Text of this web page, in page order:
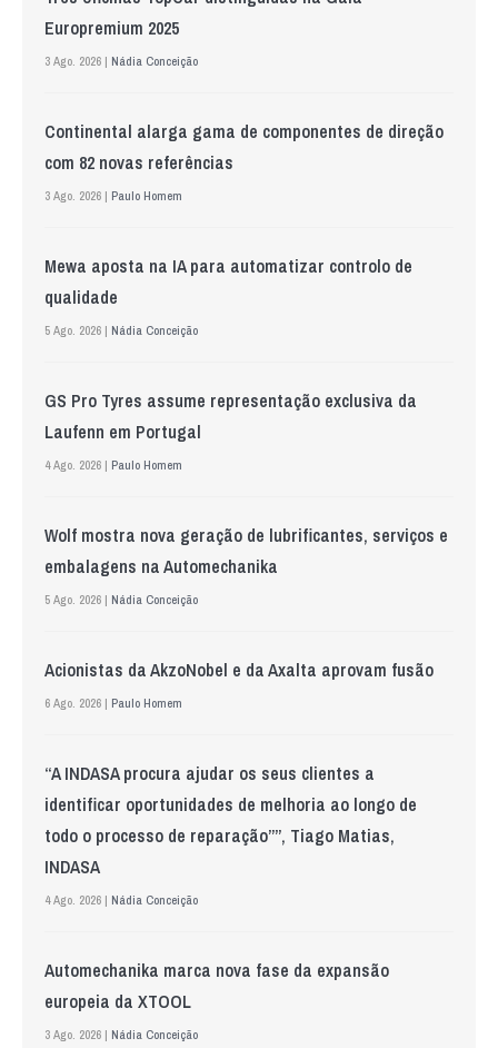
Europremium 2025
3 Ago. 2026 | Nádia Conceição
Continental alarga gama de componentes de direção
com 82 novas referências
3 Ago. 2026 | Paulo Homem
Mewa aposta na IA para automatizar controlo de
qualidade
5 Ago. 2026 | Nádia Conceição
GS Pro Tyres assume representação exclusiva da
Laufenn em Portugal
4 Ago. 2026 | Paulo Homem
Wolf mostra nova geração de lubrificantes, serviços e
embalagens na Automechanika
5 Ago. 2026 | Nádia Conceição
Acionistas da AkzoNobel e da Axalta aprovam fusão
6 Ago. 2026 | Paulo Homem
“A INDASA procura ajudar os seus clientes a
identificar oportunidades de melhoria ao longo de
todo o processo de reparação””, Tiago Matias,
INDASA
4 Ago. 2026 | Nádia Conceição
Automechanika marca nova fase da expansão
europeia da XTOOL
3 Ago. 2026 | Nádia Conceição